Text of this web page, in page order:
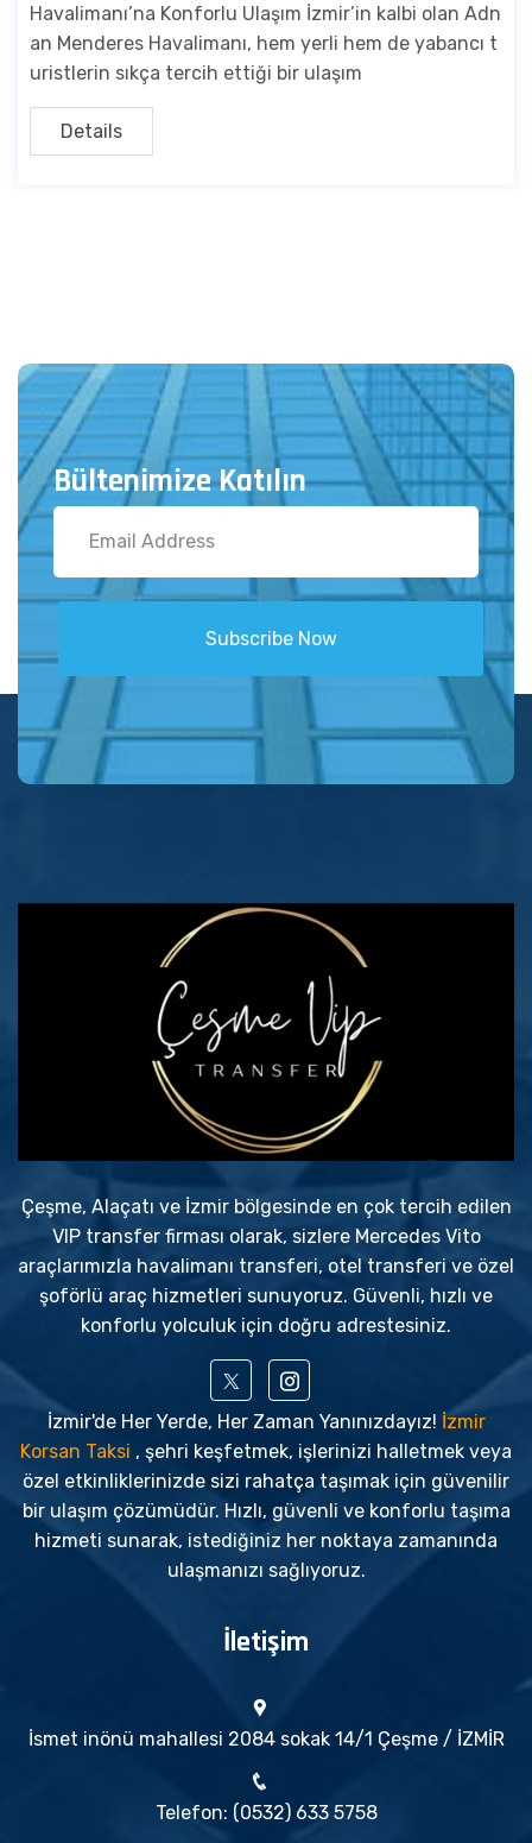
Havalimanı’na Konforlu Ulaşım İzmir’in kalbi olan Adn
an Menderes Havalimanı, hem yerli hem de yabancı t
uristlerin sıkça tercih ettiği bir ulaşım
Details
Bültenimize Katılın
Subscribe Now
Çeşme, Alaçatı ve İzmir bölgesinde en çok tercih edilen
VIP transfer firması olarak, sizlere Mercedes Vito
araçlarımızla havalimanı transferi, otel transferi ve özel
şoförlü araç hizmetleri sunuyoruz. Güvenli, hızlı ve
konforlu yolculuk için doğru adrestesiniz.
İzmir'de Her Yerde, Her Zaman Yanınızdayız! İzmir
Korsan Taksi , şehri keşfetmek, işlerinizi halletmek veya
özel etkinliklerinizde sizi rahatça taşımak için güvenilir
bir ulaşım çözümüdür. Hızlı, güvenli ve konforlu taşıma
hizmeti sunarak, istediğiniz her noktaya zamanında
ulaşmanızı sağlıyoruz.
İletişim
İsmet inönü mahallesi 2084 sokak 14/1 Çeşme / İZMİR
Telefon: (0532) 633 5758